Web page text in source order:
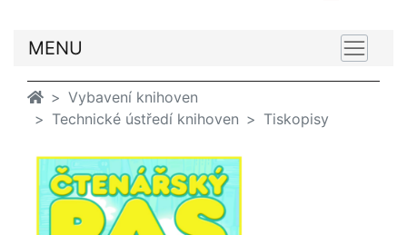
MENU
Vybavení knihoven
Technické ústředí knihoven
Tiskopisy